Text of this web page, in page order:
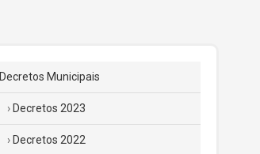
Decretos Municipais
Decretos 2023
Decretos 2022